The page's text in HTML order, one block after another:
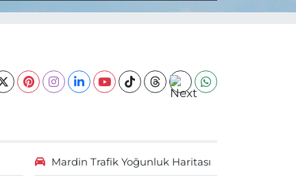
Mardin Trafik Yoğunluk Haritası